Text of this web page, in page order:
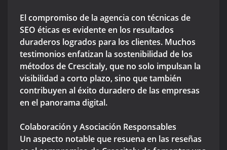
El compromiso de la agencia con técnicas de
SEO éticas es evidente en los resultados
duraderos logrados para los clientes. Muchos
testimonios enfatizan la sostenibilidad de los
métodos de Crescitaly, que no solo impulsan la
visibilidad a corto plazo, sino que también
contribuyen al éxito duradero de las empresas
en el panorama digital.
Colaboración y Asociación Responsables
Un aspecto notable que resuena en las reseñas